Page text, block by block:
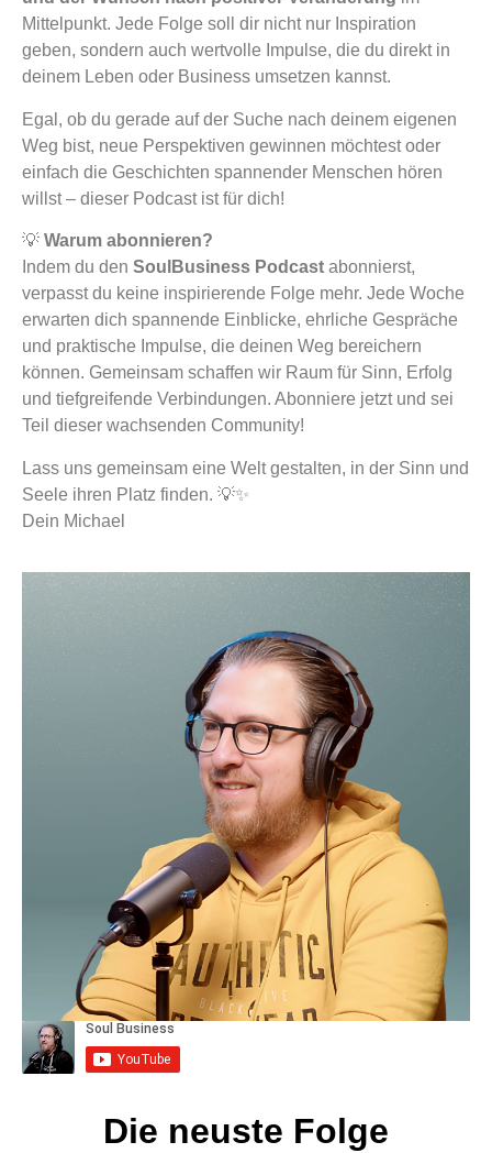
Mittelpunkt. Jede Folge soll dir nicht nur Inspiration
geben, sondern auch wertvolle Impulse, die du direkt in
deinem Leben oder Business umsetzen kannst.
Egal, ob du gerade auf der Suche nach deinem eigenen
Weg bist, neue Perspektiven gewinnen möchtest oder
einfach die Geschichten spannender Menschen hören
willst – dieser Podcast ist für dich!
💡 Warum abonnieren?
Indem du den SoulBusiness Podcast abonnierst,
verpasst du keine inspirierende Folge mehr. Jede Woche
erwarten dich spannende Einblicke, ehrliche Gespräche
und praktische Impulse, die deinen Weg bereichern
können. Gemeinsam schaffen wir Raum für Sinn, Erfolg
und tiefgreifende Verbindungen. Abonniere jetzt und sei
Teil dieser wachsenden Community!
Lass uns gemeinsam eine Welt gestalten, in der Sinn und
Seele ihren Platz finden. 💡✨
Dein Michael
Die neuste Folge